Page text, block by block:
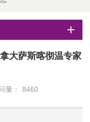
大萨斯喀彻温专家
量： 8460